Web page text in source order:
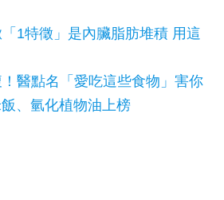
1特徵」是內臟脂肪堆積 用這
醫點名「愛吃這些食物」害你
、氫化植物油上榜